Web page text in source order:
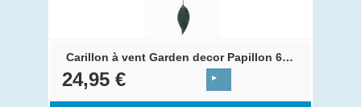
Carillon à vent Garden decor Papillon 62 cm
24,95 €